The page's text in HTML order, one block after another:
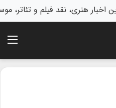
اخبار هنری، نقد فیلم و تئاتر،